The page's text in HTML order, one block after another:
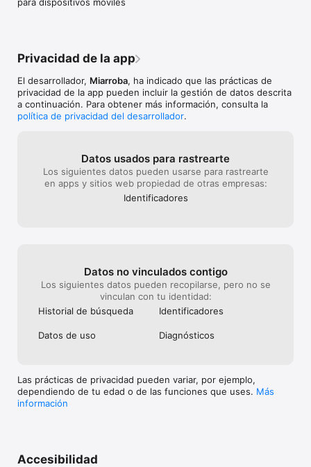
Privacidad de la app
El desarrollador, Miarroba, ha indicado que las prácticas de
privacidad de la app pueden incluir la gestión de datos descrita
a continuación. Para obtener más información, consulta la
política de privacidad del desarrollador.
Datos usados para rastrearte
Los siguientes datos pueden usarse para rastrearte
en apps y sitios web propiedad de otras empresas:
Identificado­res
Datos no vinculados contigo
Los siguientes datos pueden recopilarse, pero no se
vinculan con tu identidad:
Historial de búsqueda
Identificado­res
Datos de uso Diagnósticos
Las prácticas de privacidad pueden variar, por ejemplo,
dependiendo de tu edad o de las funciones que uses. Más
información
Accesibilidad